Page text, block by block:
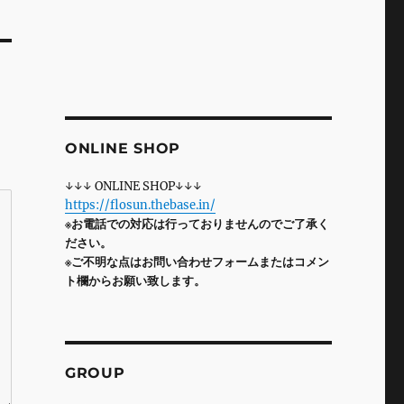
ONLINE SHOP
↓↓↓ ONLINE SHOP↓↓↓
https://flosun.thebase.in/
※お電話での対応は行っておりませんのでご了承く
ださい。
※ご不明な点はお問い合わせフォームまたはコメン
ト欄からお願い致します。
GROUP